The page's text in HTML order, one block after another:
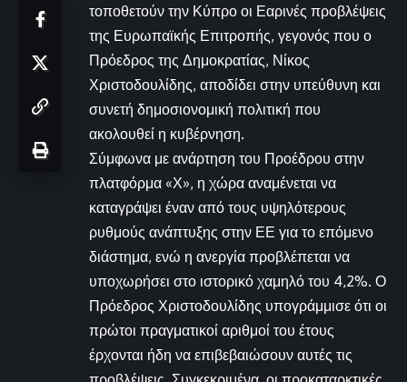
τοποθετούν την Κύπρο οι Εαρινές προβλέψεις
της Ευρωπαϊκής Επιτροπής, γεγονός που ο
Πρόεδρος της Δημοκρατίας, Νίκος
Χριστοδουλίδης, αποδίδει στην υπεύθυνη και
συνετή δημοσιονομική πολιτική που
ακολουθεί η κυβέρνηση.
Σύμφωνα με ανάρτηση του Προέδρου στην
πλατφόρμα «Χ», η χώρα αναμένεται να
καταγράψει έναν από τους υψηλότερους
ρυθμούς ανάπτυξης στην ΕΕ για το επόμενο
διάστημα, ενώ η ανεργία προβλέπεται να
υποχωρήσει στο ιστορικό χαμηλό του 4,2%. Ο
Πρόεδρος Χριστοδουλίδης υπογράμμισε ότι οι
πρώτοι πραγματικοί αριθμοί του έτους
έρχονται ήδη να επιβεβαιώσουν αυτές τις